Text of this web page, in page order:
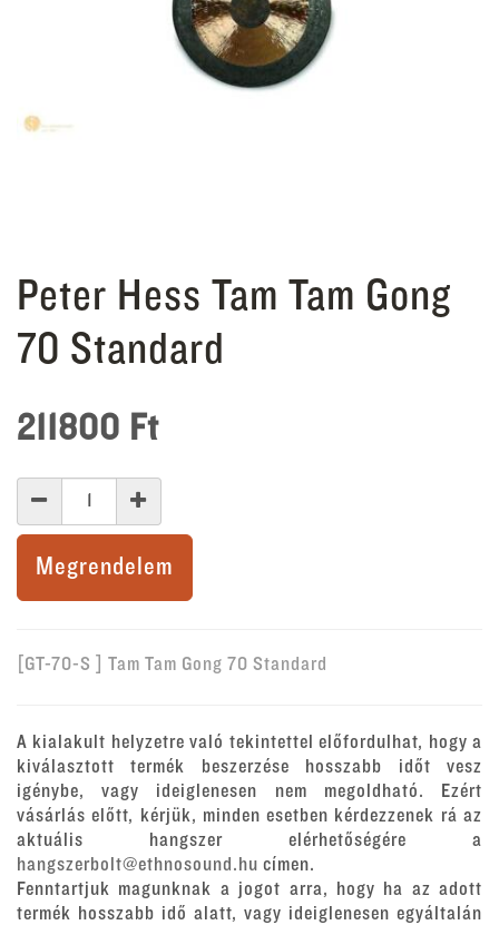
Peter Hess Tam Tam Gong
70 Standard
211800 Ft
Megrendelem
[GT-70-S ] Tam Tam Gong 70 Standard
A kialakult helyzetre való tekintettel előfordulhat, hogy a
kiválasztott termék beszerzése hosszabb időt vesz
igénybe, vagy ideiglenesen nem megoldható. Ezért
vásárlás előtt, kérjük, minden esetben kérdezzenek rá az
aktuális hangszer elérhetőségére a
hangszerbolt@ethnosound.hu címen.
Fenntartjuk magunknak a jogot arra, hogy ha az adott
termék hosszabb idő alatt, vagy ideiglenesen egyáltalán